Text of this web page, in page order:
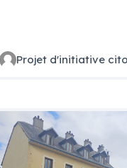
Projet d'initiative